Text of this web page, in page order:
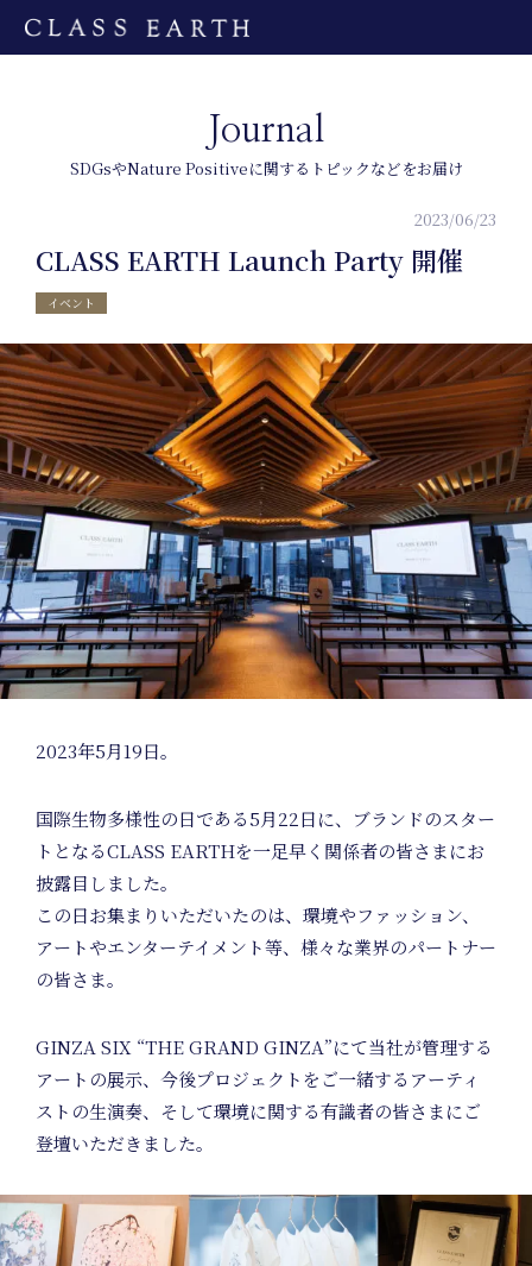
Journal
SDGsやNature Positiveに関するトピックなどをお届け
2023/06/23
CLASS EARTH Launch Party 開催
イベント
2023年5月19日。
国際生物多様性の日である5月22日に、ブランドのスター
トとなるCLASS EARTHを一足早く関係者の皆さまにお
披露目しました。
この日お集まりいただいたのは、環境やファッション、
アートやエンターテイメント等、様々な業界のパートナー
の皆さま。
GINZA SIX “THE GRAND GINZA”にて当社が管理する
アートの展示、今後プロジェクトをご一緒するアーティ
ストの生演奏、そして環境に関する有識者の皆さまにご
登壇いただきました。